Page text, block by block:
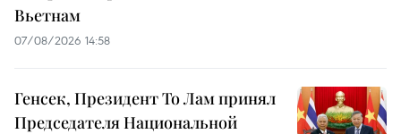
Вьетнам
07/08/2026 14:58
Генсек, Президент То Лам принял
Председателя Национальной